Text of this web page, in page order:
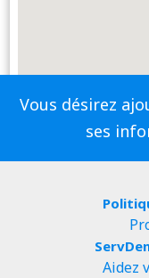
Vous désirez
ses
Aidez